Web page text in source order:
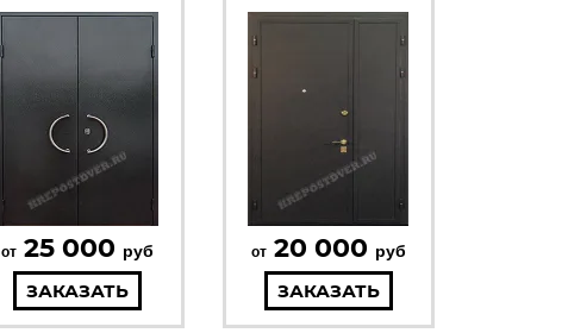
от 25 000 руб
ЗАКАЗАТЬ
от 20 000 руб
ЗАКАЗАТЬ